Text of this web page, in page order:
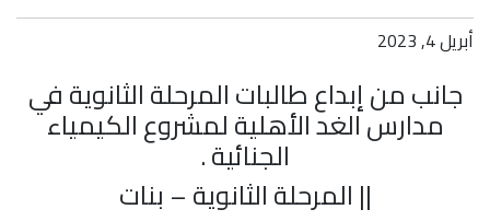
أبريل 4, 2023
جانب من إبداع طالبات المرحلة الثانوية في
مدارس الغد الأهليةلمشروع الكيمياء
الجنائية .
|| المرحلة الثانوية – بنات